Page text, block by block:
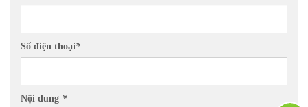
Số điện thoại*
Nội dung *